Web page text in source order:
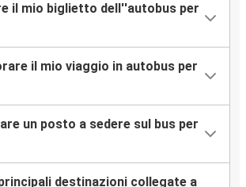
il mio biglietto dell''autobus per
il mio viaggio in autobus per
un posto a sedere sul bus per
destinazioni collegate a